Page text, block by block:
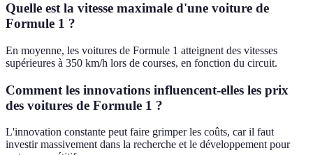
Quelle est la vitesse maximale d'une voiture de
Formule 1 ?
En moyenne, les voitures de Formule 1 atteignent des vitesses
supérieures à 350 km/h lors de courses, en fonction du circuit.
Comment les innovations influencent-elles les prix
des voitures de Formule 1 ?
L'innovation constante peut faire grimper les coûts, car il faut
investir massivement dans la recherche et le développement pour